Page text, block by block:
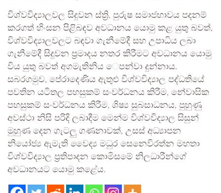
විශ්වවිද්‍යාලවල සිදුවන ස්ත්‍රි, පුරුෂ සමාජභාවය පදනම්
කරගත් හිංසන පිළිබඳව අවධානය යොමු කළ යුතු බවත්,
විශ්වවිද්‍යාලවලට බඳවා ගැනීමේදී සහ උපාධිය ලබා
ගැනීමේදී සිදුවන ප්‍රමාදය නතර කිරීමට අවධානය යොමු
විය යුතු බවත් අගමැතිනිය ‍ෙපන්වා දුන්නාය.
සබරගමුව, පේරාදෙණිය ඇතුළු විශ්වවිද්‍යාල පද්ධතියේ
පවතින යටිතල පහසුකම් සංවර්ධනය කිරීම, නේවාසික
පහසුකම් සංවර්ධනය කිරීම, ශිෂ්‍ය සුබසාධනය, පුහුණු
අවස්ථා නිසි පරිදි ලබාදීම මෙන්ම විශ්වවිද්‍යාල සිසුන්
මුහුණ දෙන ගැටලු ගණනාවක්, උසස් අධ්‍යාපන
නියෝජ්‍ය ඇමැති වෛද්‍ය මධුර සෙනෙවිරත්න මහතා
විශ්වවිද්‍යාල ප්‍රතිපාදන කොමිසමේ නිලධාරීන්ගේ
අවධානයට යොමු කළේය.